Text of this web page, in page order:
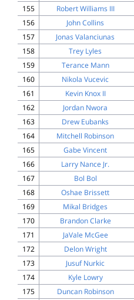
155
Robert Williams III
156
John Collins
157
Jonas Valanciunas
158
Trey Lyles
159
Terance Mann
160
Nikola Vucevic
161
Kevin Knox II
162
Jordan Nwora
163
Drew Eubanks
164
Mitchell Robinson
165
Gabe Vincent
166
Larry Nance Jr.
167
Bol Bol
168
Oshae Brissett
169
Mikal Bridges
170
Brandon Clarke
171
JaVale McGee
172
Delon Wright
173
Jusuf Nurkic
174
Kyle Lowry
175
Duncan Robinson